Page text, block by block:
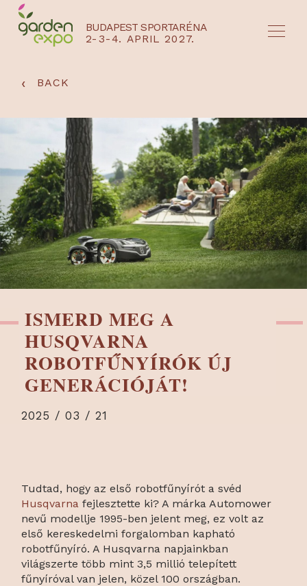
BUDAPEST SPORTARÉNA
2-3-4. APRIL 2027.
‹ BACK
ISMERD MEG A
HUSQVARNA
ROBOTFŰNYÍRÓK ÚJ
GENERÁCIÓJÁT!
2025 / 03 / 21
Tudtad, hogy az első robotfűnyírót a svéd
Husqvarna fejlesztette ki? A márka Automower
nevű modellje 1995-ben jelent meg, ez volt az
első kereskedelmi forgalomban kapható
robotfűnyíró. A Husqvarna napjainkban
világszerte több mint 3,5 millió telepített
fűnyíróval van jelen, közel 100 országban.